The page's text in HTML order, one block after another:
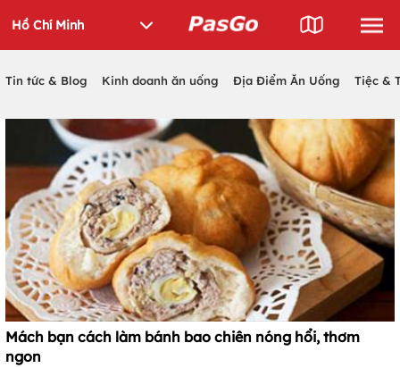
Tin tức & Blog Kinh doanh ăn uống Địa Điểm Ăn Uống Tiệc &
Mách bạn cách làm bánh bao chiên nóng hổi, thơm
ngon